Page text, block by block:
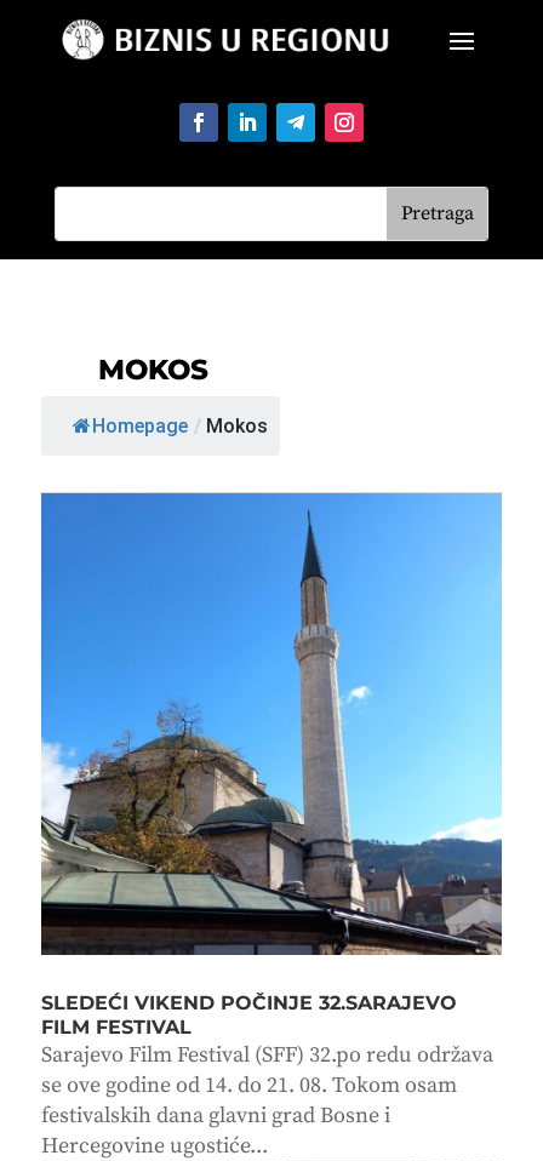
MOKOS
Homepage / Mokos
SLEDEĆI VIKEND POČINJE 32.SARAJEVO
FILM FESTIVAL
Sarajevo Film Festival (SFF) 32.po redu održava
se ove godine od 14. do 21. 08. Tokom osam
festivalskih dana glavni grad Bosne i
Hercegovine ugostiće...